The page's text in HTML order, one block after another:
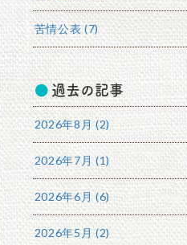
苦情公表 (7)
過去の記事
2026年8月 (2)
2026年7月 (1)
2026年6月 (6)
2026年5月 (2)